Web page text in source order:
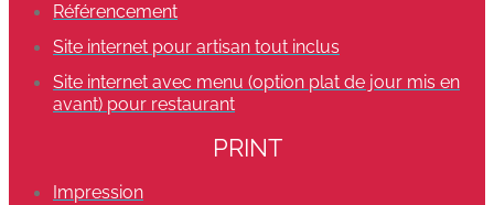
Référencement
Site internet pour artisan tout inclus
Site internet avec menu (option plat de jour mis en
avant) pour restaurant
PRINT
Impression